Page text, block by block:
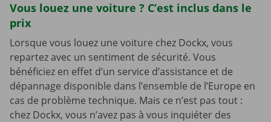
Vous louez une voiture ? C’est inclus dans le
prix
Lorsque vous louez une voiture chez Dockx, vous
repartez avec un sentiment de sécurité. Vous
bénéficiez en effet d’un service d’assistance et de
dépannage disponible dans l’ensemble de l’Europe en
cas de problème technique. Mais ce n’est pas tout :
chez Dockx, vous n’avez pas à vous inquiéter des